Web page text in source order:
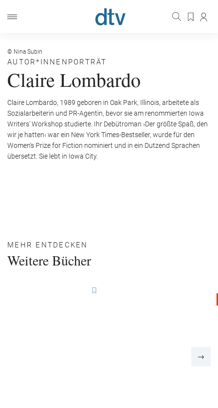
© Nina Subin
AUTOR*INNENPORTRÄT
Claire Lombardo
Claire Lombardo, 1989 geboren in Oak Park, Illinois, arbeitete als
Sozialarbeiterin und PR-Agentin, bevor sie am renommierten Iowa
Writers' Workshop studierte. Ihr Debütroman ›Der größte Spaß, den
wir je hatten‹ war ein New York Times-Bestseller, wurde für den
Women's Prize for Fiction nominiert und in ein Dutzend Sprachen
übersetzt. Sie lebt in Iowa City.
MEHR ENTDECKEN
Weitere Bücher